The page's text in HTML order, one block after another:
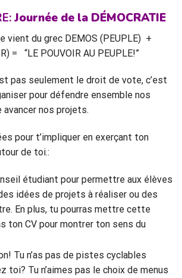
Journée de la DÉMOCRATIE
vient du grec DEMOS (PEUPLE) +
= “LE POUVOIR AU PEUPLE!”
pas seulement le droit de vote, c’est
pour défendre ensemble nos
nos projets.
pour t’impliquer en exerçant ton
de toi.:
étudiant pour permettre aux élèves
idées de projets à réaliser ou des
En plus, tu pourras mettre cette
ton CV pour montrer ton sens du
Tu n’as pas de pistes cyclables
toi? Tu n’aimes pas le choix de menus